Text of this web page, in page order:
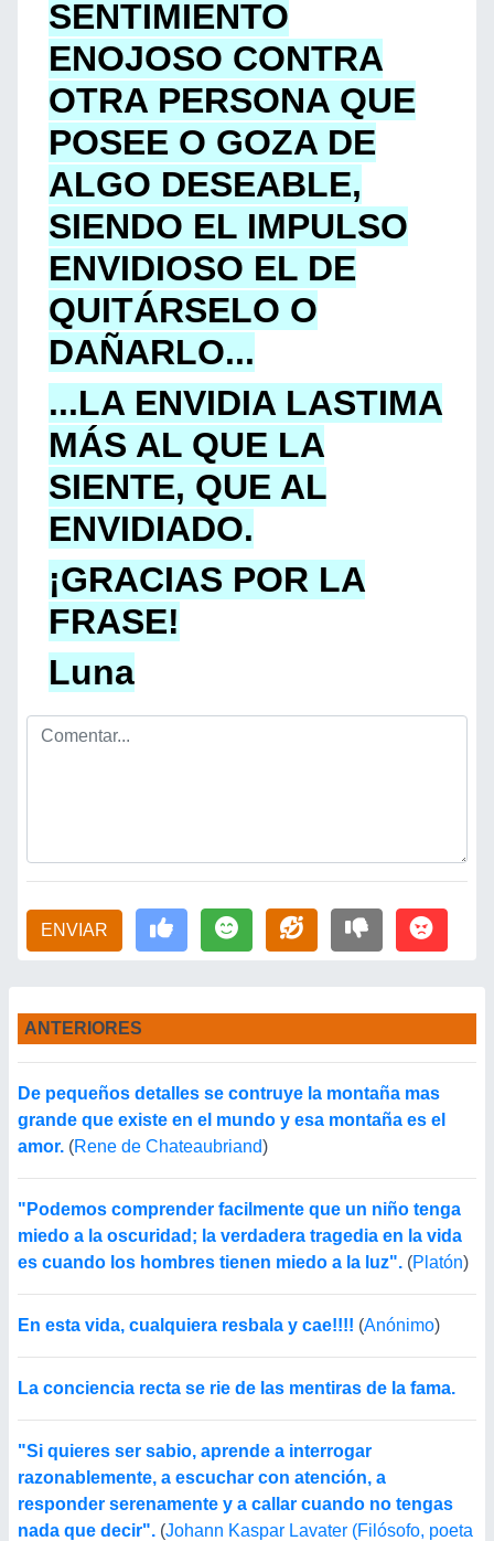
SENTIMIENTO
ENOJOSO CONTRA
OTRA PERSONA QUE
POSEE O GOZA DE
ALGO DESEABLE,
SIENDO EL IMPULSO
ENVIDIOSO EL DE
QUITÁRSELO O
DAÑARLO...
...LA ENVIDIA LASTIMA
MÁS AL QUE LA
SIENTE, QUE AL
ENVIDIADO.
¡GRACIAS POR LA
FRASE!
Luna
ENVIAR
ANTERIORES
De pequeños detalles se contruye la montaña mas
grande que existe en el mundo y esa montaña es el
amor. (Rene de Chateaubriand)
"Podemos comprender facilmente que un niño tenga
miedo a la oscuridad; la verdadera tragedia en la vida
es cuando los hombres tienen miedo a la luz". (Platón)
En esta vida, cualquiera resbala y cae!!!! (Anónimo)
La conciencia recta se rie de las mentiras de la fama.
"Si quieres ser sabio, aprende a interrogar
razonablemente, a escuchar con atención, a
responder serenamente y a callar cuando no tengas
nada que decir". (Johann Kaspar Lavater (Filósofo, poeta